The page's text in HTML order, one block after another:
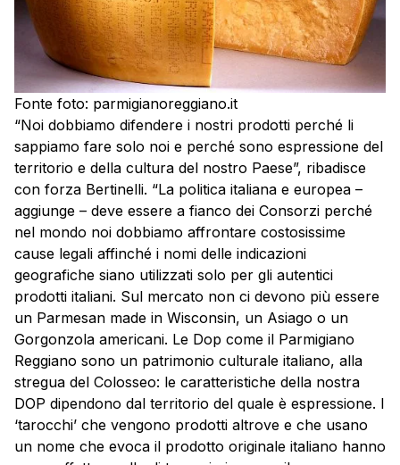
Fonte foto: parmigianoreggiano.it
“Noi dobbiamo difendere i nostri prodotti perché li
sappiamo fare solo noi e perché sono espressione del
territorio e della cultura del nostro Paese”, ribadisce
con forza Bertinelli. “La politica italiana e europea –
aggiunge – deve essere a fianco dei Consorzi perché
nel mondo noi dobbiamo affrontare costosissime
cause legali affinché i nomi delle indicazioni
geografiche siano utilizzati solo per gli autentici
prodotti italiani. Sul mercato non ci devono più essere
un Parmesan made in Wisconsin, un Asiago o un
Gorgonzola americani. Le Dop come il Parmigiano
Reggiano sono un patrimonio culturale italiano, alla
stregua del Colosseo: le caratteristiche della nostra
DOP dipendono dal territorio del quale è espressione. I
‘tarocchi’ che vengono prodotti altrove e che usano
un nome che evoca il prodotto originale italiano hanno